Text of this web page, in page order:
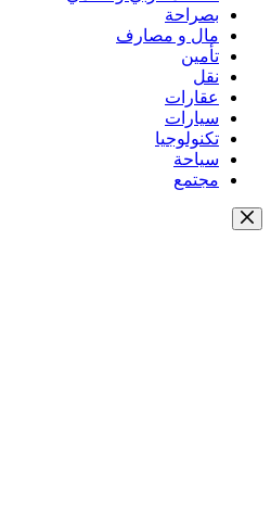
بصراحة
مال و مصارف
تأمين
نقل
عقارات
سيارات
تكنولوجيا
سياحة
مجتمع